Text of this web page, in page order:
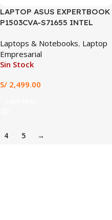
LAPTOP ASUS EXPERTBOOK
P1503CVA-S71655 INTEL
512GB SSD, 15.6″ FHD,
Windows 11 Home
Laptops & Notebooks, Laptop
Empresarial
Sin Stock
S/ 2,499.00
4 5 →